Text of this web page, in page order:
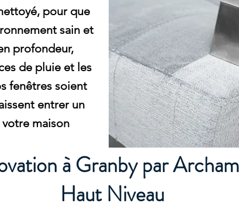
pour que
sain et
profondeur,
de pluie et les
fenêtres soient
entrer un
maison
à Granby par
Haut Niveau